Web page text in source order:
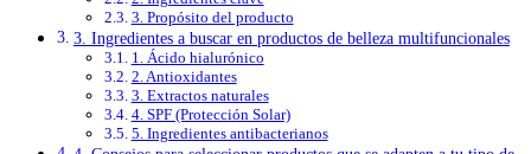
3. Propósito del producto
3. Ingredientes a buscar en productos de belleza multifuncionales
1. Ácido hialurónico
2. Antioxidantes
3. Extractos naturales
4. SPF (Protección Solar)
5. Ingredientes antibacterianos